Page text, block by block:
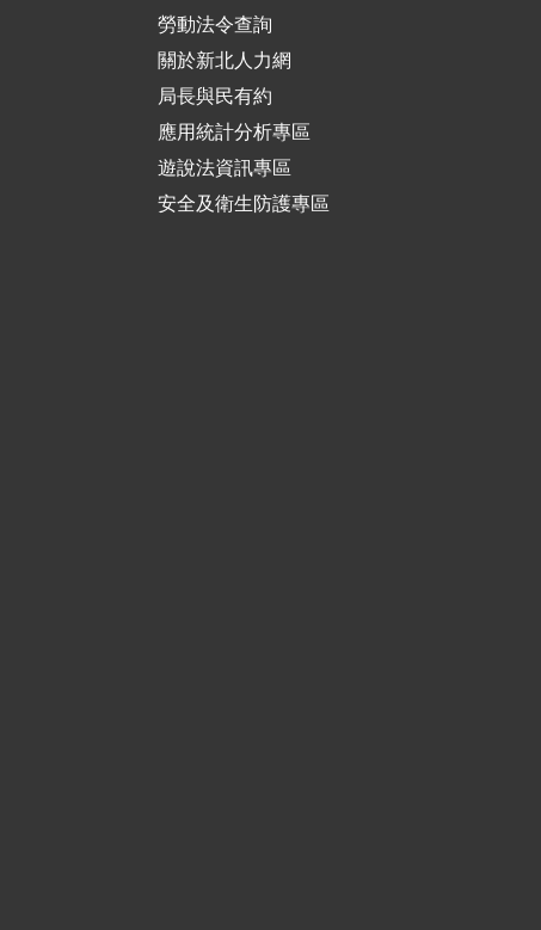
勞動法令查詢
關於新北人力網
局長與民有約
應用統計分析專區
遊說法資訊專區
安全及衛生防護專區